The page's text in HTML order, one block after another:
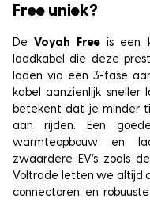
Free uniek?
De Voyah Free is een
laadkabel die deze
laden via een 3-fase
kabel aanzienlijk sneller
betekent dat je minder
aan rijden. Een
warmteopbouw en
zwaardere EV’s zoals
Voltrade letten we altijd
connectoren en